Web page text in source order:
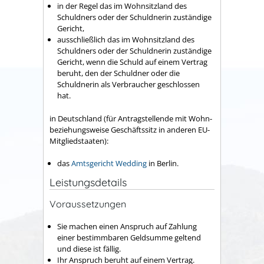
in der Regel das im Wohnsitzland des
Schuldners oder der Schuldnerin zuständige
Gericht,
ausschließlich das im Wohnsitzland des
Schuldners oder der Schuldnerin zuständige
Gericht, wenn die Schuld auf einem Vertrag
beruht, den der Schuldner oder die
Schuldnerin als Verbraucher geschlossen
hat.
in Deutschland (für Antragstellende mit Wohn-
beziehungsweise Geschäftssitz in anderen EU-
Mitgliedstaaten):
dasAmtsgericht Wedding in Berlin.
Leistungsdetails
Voraussetzungen
Sie machen einen Anspruch auf Zahlung
einer bestimmbaren Geldsumme geltend
und diese ist fällig.
Ihr Anspruch beruht auf einem Vertrag.